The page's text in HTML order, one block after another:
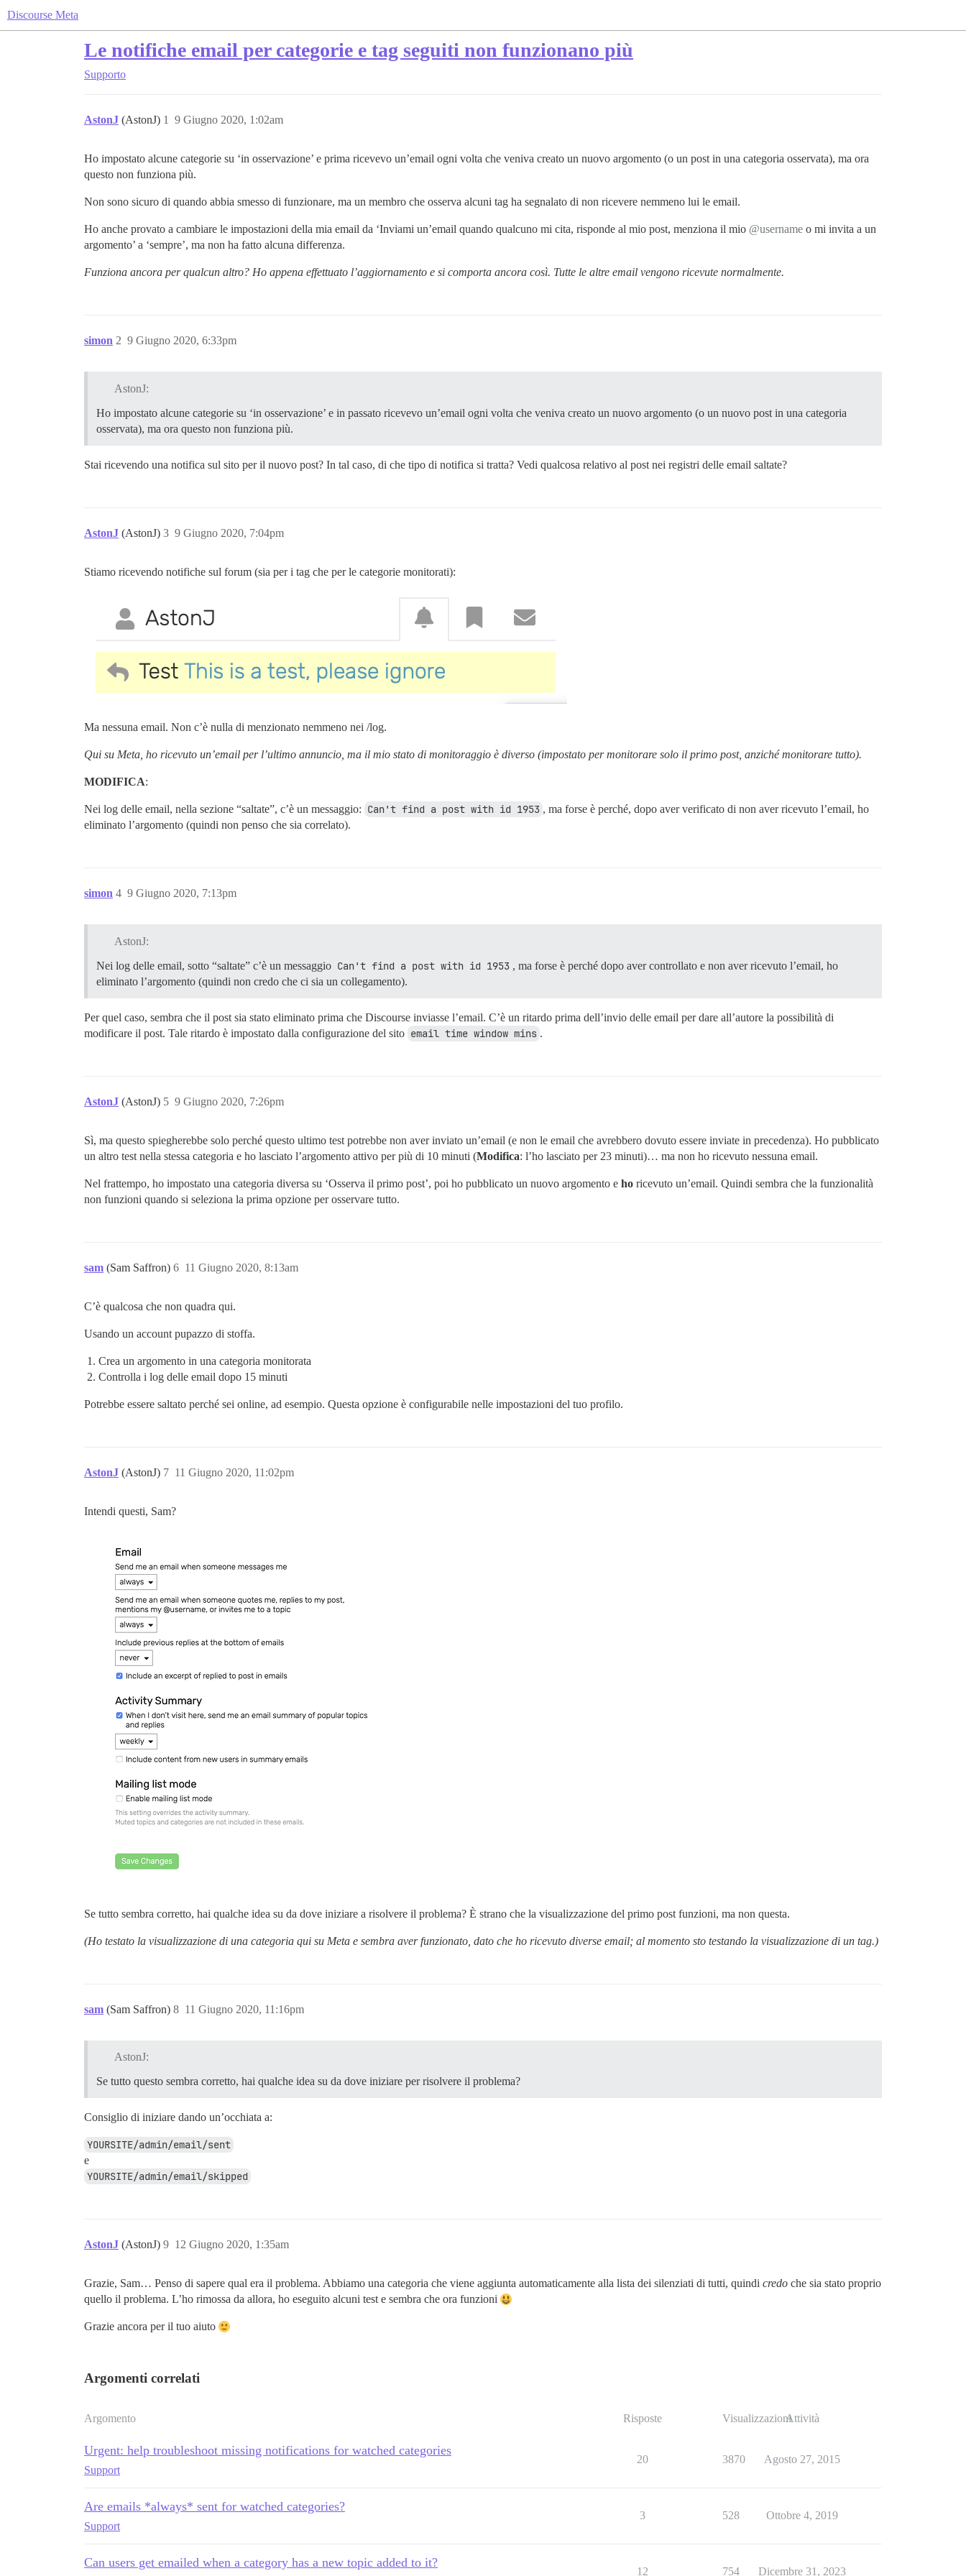
Discourse Meta
Le notifiche email per categorie e tag seguiti non funzionano più
Supporto
AstonJ (AstonJ) 9 Giugno 2020, 1:02am
1
Ho impostato alcune categorie su ‘in osservazione’ e prima ricevevo un’email ogni volta che veniva creato un nuovo argomento (o un post in una categoria osservata), ma ora
questo non funziona più.
Non sono sicuro di quando abbia smesso di funzionare, ma un membro che osserva alcuni tag ha segnalato di non ricevere nemmeno lui le email.
Ho anche provato a cambiare le impostazioni della mia email da ‘Inviami un’email quando qualcuno mi cita, risponde al mio post, menziona il mio @username o mi invita a un
argomento’ a ‘sempre’, ma non ha fatto alcuna differenza.
Funziona ancora per qualcun altro? Ho appena effettuato l’aggiornamento e si comporta ancora così. Tutte le altre email vengono ricevute normalmente.
simon 9 Giugno 2020, 6:33pm
2
AstonJ:
Ho impostato alcune categorie su ‘in osservazione’ e in passato ricevevo un’email ogni volta che veniva creato un nuovo argomento (o un nuovo post in una categoria
osservata), ma ora questo non funziona più.
Stai ricevendo una notifica sul sito per il nuovo post? In tal caso, di che tipo di notifica si tratta? Vedi qualcosa relativo al post nei registri delle email saltate?
AstonJ (AstonJ) 9 Giugno 2020, 7:04pm
3
Stiamo ricevendo notifiche sul forum (sia per i tag che per le categorie monitorati):
Ma nessuna email. Non c’è nulla di menzionato nemmeno nei /log.
Qui su Meta, ho ricevuto un’email per l’ultimo annuncio, ma il mio stato di monitoraggio è diverso (impostato per monitorare solo il primo post, anziché monitorare tutto).
MODIFICA:
Nei log delle email, nella sezione “saltate”, c’è un messaggio: Can't find a post with id 1953 , ma forse è perché, dopo aver verificato di non aver ricevuto l’email, ho
eliminato l’argomento (quindi non penso che sia correlato).
simon 9 Giugno 2020, 7:13pm
4
AstonJ:
Nei log delle email, sotto “saltate” c’è un messaggio Can't find a post with id 1953 , ma forse è perché dopo aver controllato e non aver ricevuto l’email, ho
eliminato l’argomento (quindi non credo che ci sia un collegamento).
Per quel caso, sembra che il post sia stato eliminato prima che Discourse inviasse l’email. C’è un ritardo prima dell’invio delle email per dare all’autore la possibilità di
modificare il post. Tale ritardo è impostato dalla configurazione del sito email time window mins .
AstonJ (AstonJ) 9 Giugno 2020, 7:26pm
5
Sì, ma questo spiegherebbe solo perché questo ultimo test potrebbe non aver inviato un’email (e non le email che avrebbero dovuto essere inviate in precedenza). Ho pubblicato
un altro test nella stessa categoria e ho lasciato l’argomento attivo per più di 10 minuti (Modifica: l’ho lasciato per 23 minuti)… ma non ho ricevuto nessuna email.
Nel frattempo, ho impostato una categoria diversa su ‘Osserva il primo post’, poi ho pubblicato un nuovo argomento e ho ricevuto un’email. Quindi sembra che la funzionalità
non funzioni quando si seleziona la prima opzione per osservare tutto.
sam (Sam Saffron) 11 Giugno 2020, 8:13am
6
C’è qualcosa che non quadra qui.
Usando un account pupazzo di stoffa.
Crea un argomento in una categoria monitorata
Controlla i log delle email dopo 15 minuti
Potrebbe essere saltato perché sei online, ad esempio. Questa opzione è configurabile nelle impostazioni del tuo profilo.
AstonJ (AstonJ) 11 Giugno 2020, 11:02pm
7
Intendi questi, Sam?
Se tutto sembra corretto, hai qualche idea su da dove iniziare a risolvere il problema? È strano che la visualizzazione del primo post funzioni, ma non questa.
(Ho testato la visualizzazione di una categoria qui su Meta e sembra aver funzionato, dato che ho ricevuto diverse email; al momento sto testando la visualizzazione di un tag.)
sam (Sam Saffron) 11 Giugno 2020, 11:16pm
8
AstonJ:
Se tutto questo sembra corretto, hai qualche idea su da dove iniziare per risolvere il problema?
Consiglio di iniziare dando un’occhiata a:
YOURSITE/admin/email/sent
e
YOURSITE/admin/email/skipped
AstonJ (AstonJ) 12 Giugno 2020, 1:35am
9
Grazie, Sam… Penso di sapere qual era il problema. Abbiamo una categoria che viene aggiunta automaticamente alla lista dei silenziati di tutti, quindi credo che sia stato proprio
quello il problema. L’ho rimossa da allora, ho eseguito alcuni test e sembra che ora funzioni
Grazie ancora per il tuo aiuto
Argomenti correlati
Argomento Risposte VisualizzazioniAttività
Urgent: help troubleshoot missing notifications for watched categories
Support
20 3870 Agosto 27, 2015
Are emails *always* sent for watched categories?
Support
3 528 Ottobre 4, 2019
Can users get emailed when a category has a new topic added to it?
12 754 Dicembre 31, 2023